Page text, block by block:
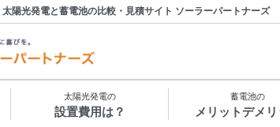
太陽光発電と蓄電池の比較・見積サイト ソーラーパートナーズ
太陽光発電の
設置費用は？
蓄電池の
メリットデメリ